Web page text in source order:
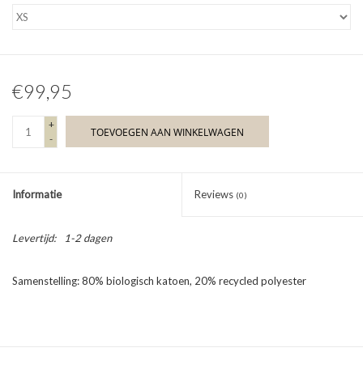
€99,95
+
-
TOEVOEGEN AAN WINKELWAGEN
Informatie Reviews (0)
Levertijd: 1-2 dagen
Samenstelling: 80% biologisch katoen, 20% recycled polyester